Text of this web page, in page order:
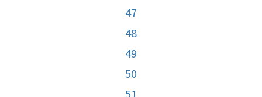
47
48
49
50
51